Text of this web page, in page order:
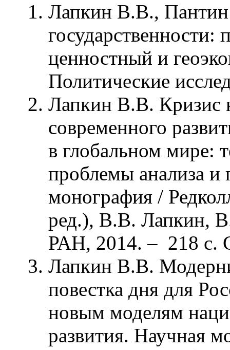
Лапкин В.В.,
государственности:
ценностный и
Политические
Лапкин В.В. Кризис
современного
в глобальном мире:
проблемы анализа и
монография /
ред.), В.В. Лапкин,
РАН, 2014. – 218 с.
Лапкин В.В.
повестка дня для
новым моделям
развития. Научная